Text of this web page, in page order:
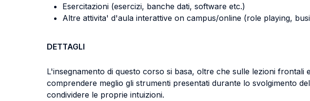
Esercitazioni (esercizi, banche dati, software etc.)
Altre attivita' d'aula interattive on campus/online (role playing,
DETTAGLI
L'insegnamento di questo corso si basa, oltre che sulle lezioni
comprendere meglio gli strumenti presentati durante lo svolgimento
condividere le proprie intuizioni.